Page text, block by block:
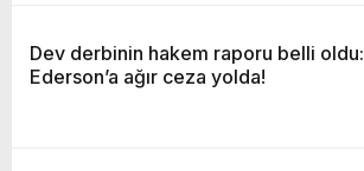
Dev derbinin hakem raporu belli oldu:
Ederson’a ağır ceza yolda!